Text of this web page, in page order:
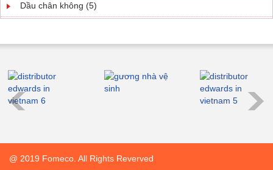
Dầu chân không (5)
@ 2019 Fomeco. All Rights Reverved